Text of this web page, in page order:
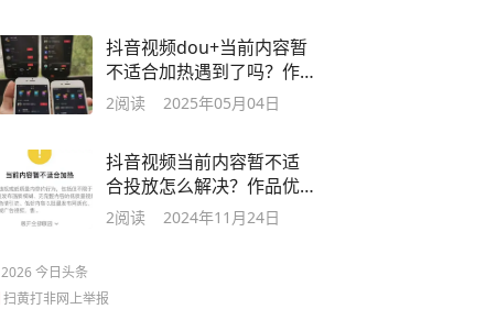
抖音视频dou+当前内容暂
不适合加热遇到了吗？作
品存在异常待优化
2阅读 2025年05月04日
抖音视频当前内容暂不适
合投放怎么解决？作品优
化提示流量减少
2阅读 2024年11月24日
2026今日头条
扫黄打非网上举报